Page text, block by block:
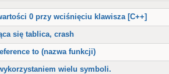
0 przy wciśnięciu klawisza [C++]
się tablica, crash
to (nazwa funkcji)
wielu symboli.